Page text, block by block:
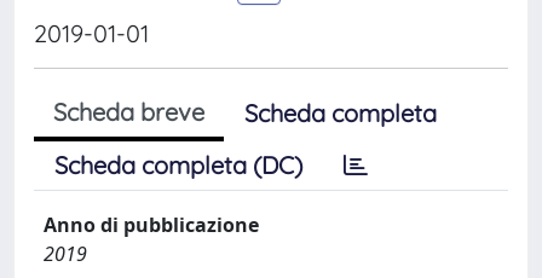
2019-01-01
Scheda breve
Scheda completa
Scheda completa (DC)
Anno di pubblicazione
2019